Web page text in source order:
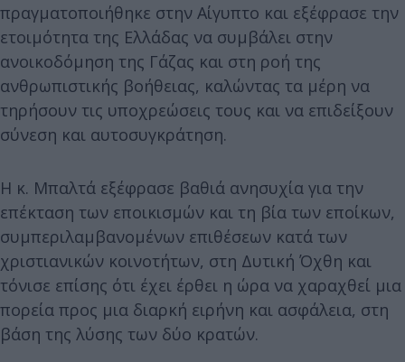
πραγματοποιήθηκε στην Αίγυπτο και εξέφρασε την
ετοιμότητα της Ελλάδας να συμβάλει στην
ανοικοδόμηση της Γάζας και στη ροή της
ανθρωπιστικής βοήθειας, καλώντας τα μέρη να
τηρήσουν τις υποχρεώσεις τους και να επιδείξουν
σύνεση και αυτοσυγκράτηση.
Η κ. Μπαλτά εξέφρασε βαθιά ανησυχία για την
επέκταση των εποικισμών και τη βία των εποίκων,
συμπεριλαμβανομένων επιθέσεων κατά των
χριστιανικών κοινοτήτων, στη Δυτική Όχθη και
τόνισε επίσης ότι έχει έρθει η ώρα να χαραχθεί μια
πορεία προς μια διαρκή ειρήνη και ασφάλεια, στη
βάση της λύσης των δύο κρατών.